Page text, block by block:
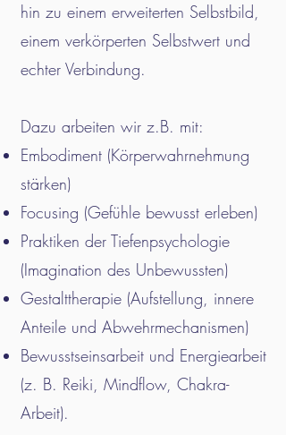
hin zu einem erweiterten Selbstbild,
einem verkörperten Selbstwert und
echter Verbindung.
Dazu arbeiten wir z.B. mit:
Embodiment (Körperwahrnehmung
stärken)
Focusing (Gefühle bewusst erleben)
Praktiken der Tiefenpsychologie
(Imagination des Unbewussten)
Gestalttherapie (Aufstellung, innere
Anteile und Abwehrmechanismen)
Bewusstseinsarbeit und Energiearbeit
(z. B. Reiki, Mindflow, Chakra-
Arbeit).